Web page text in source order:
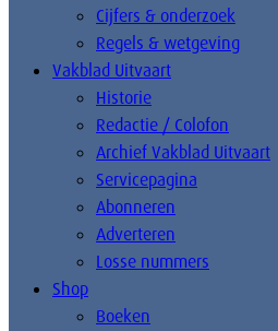
Cijfers & onderzoek
Regels & wetgeving
Vakblad Uitvaart
Historie
Redactie / Colofon
Archief Vakblad Uitvaart
Servicepagina
Abonneren
Adverteren
Losse nummers
Shop
Boeken